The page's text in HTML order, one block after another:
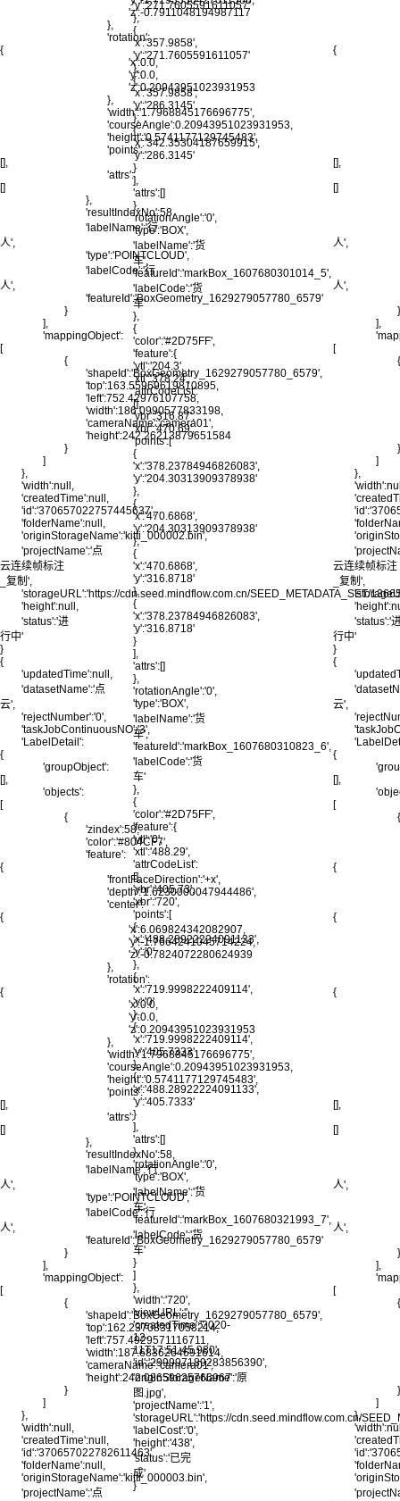
'z':-0.7911048194987117
},
'rotation':
{
'x':0.0,
'y':0.0,
'z':0.20943951023931953
},
'width':'1.7968845176696775',
'courseAngle':0.20943951023931953,
'height':'0.5741177129745483',
'points':
[],
'attrs':
[]
},
'resultIndexNo':58,
'labelName':'行
人',
'type':'POINTCLOUD',
'labelCode':'行
人',
'featureId':'BoxGeometry_1629279057780_6579'
}
],
'mappingObject':
[
{
'shapeId':'BoxGeometry_1629279057780_6579',
'top':163.55969619810895,
'left':752.42976107758,
'width':186.0990577833198,
'cameraName':'camera01',
'height':242.26213879651584
}
]
},
'width':null,
'createdTime':null,
'id':'370657022757445637',
'folderName':null,
'originStorageName':'kitti_000002.bin',
'projectName':'点
云连续帧标注
_复制',
'storageURL':'https://cdn.seed.mindflow.com.cn/SEED_METADATA_SET/
'height':null,
'status':'进
行中'
}
{
'updatedTime':null,
'datasetName':'点
云',
'rejectNumber':'0',
'taskJobContinuousNO':'3',
'LabelDetail':
{
'groupObject':
[],
'objects':
[
{
'zindex':58,
'color':'#804CF7',
'feature':
{
'frontFaceDirection':'+x',
'depth':'1.6230000047944486',
'center':
{
'x':6.069824342082907,
'y':-1.7664241045714224,
'z':-0.7824072280624939
},
'rotation':
{
'x':0.0,
'y':0.0,
'z':0.20943951023931953
},
'width':'1.7968845176696775',
'courseAngle':0.20943951023931953,
'height':'0.5741177129745483',
'points':
[],
'attrs':
[]
},
'resultIndexNo':58,
'labelName':'行
人',
'type':'POINTCLOUD',
'labelCode':'行
人',
'featureId':'BoxGeometry_1629279057780_6579'
}
],
'mappingObject':
[
{
'shapeId':'BoxGeometry_1629279057780_6579',
'top':162.23708317058214,
'left':757.4929571116711,
'width':187.6836264691614,
'cameraName':'camera01',
'height':242.08659625766967
}
]
},
'width':null,
'createdTime':null,
'id':'370657022782611463',
'folderName':null,
'originStorageName':'kitti_000003.bin',
'projectName':'点
'y':'271.7605591611057'
},
{
'x':'357.9858',
'y':'271.7605591611057'
},
{
'x':'357.9858',
'y':'286.3145'
},
{
'x':'342.35304187659915',
'y':'286.3145'
}
],
'attrs':[]
},
'rotationAngle':'0',
'type':'BOX',
'labelName':'货
车',
'featureId':'markBox_1607680301014_5',
'labelCode':'货
车'
},
{
'color':'#2D75FF',
'feature':{
'ytl':'204.3',
'xtl':'378.24',
'attrCodeList':
[],
'ybr':'316.87',
'xbr':'470.69',
'points':[
{
'x':'378.23784946826083',
'y':'204.30313909378938'
},
{
'x':'470.6868',
'y':'204.30313909378938'
},
{
'x':'470.6868',
'y':'316.8718'
},
{
'x':'378.23784946826083',
'y':'316.8718'
}
],
'attrs':[]
},
'rotationAngle':'0',
'type':'BOX',
'labelName':'货
车',
'featureId':'markBox_1607680310823_6',
'labelCode':'货
车'
},
{
'color':'#2D75FF',
'feature':{
'ytl':'0',
'xtl':'488.29',
'attrCodeList':
[],
'ybr':'405.73',
'xbr':'720',
'points':[
{
'x':'488.28922224091133',
'y':'0'
},
{
'x':'719.9998222409114',
'y':'0'
},
{
'x':'719.9998222409114',
'y':'405.7333'
},
{
'x':'488.28922224091133',
'y':'405.7333'
}
],
'attrs':[]
},
'rotationAngle':'0',
'type':'BOX',
'labelName':'货
车',
'featureId':'markBox_1607680321993_7',
'labelCode':'货
车'
}
]
},
'width':'720',
'viewURL':'',
'createdTime':'2020-
12-
11T17:51:45.980',
'id':'299997189283856390',
'originStorageName':'原
图.jpg',
'projectName':'1',
'storageURL':'https://cdn.seed.mindflow.com.cn/
'labelCost':'0',
'height':'438',
'status':'已完
成'
}
{
[],
[]
人',
人',
],
[
]
},
云连续帧标注
_复制',
'status':'
行中'
}
{
云',
{
[],
[
{
{
{
[],
[]
人',
人',
],
[
]
},